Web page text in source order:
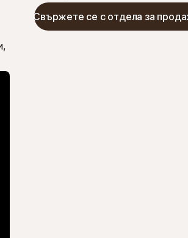
Свържете се с отдела за